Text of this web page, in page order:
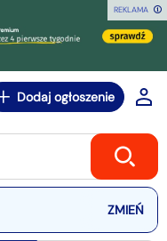
REKLAMA
Dodaj ogłoszenie